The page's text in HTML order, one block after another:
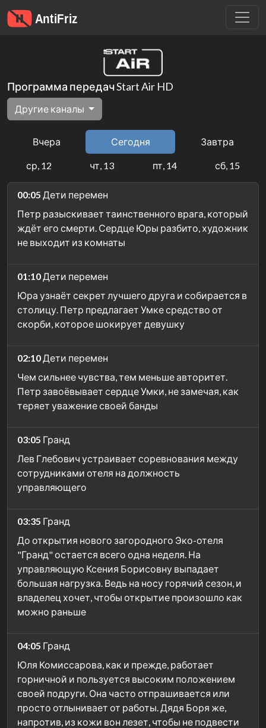
Программа передач Start Air HD
Другие каналы
Вчера Сегодня Завтра
ср, 12 чт, 13 пт, 14 сб, 15
00:05 Дети перемен
Петр разыскивает таинственного врага, который
ждёт его смерти. Сердце Юры разбито, художник
не выходит из комнаты
01:10Дети перемен
Юра узнаёт секрет лучшего друга и собирается в
столицу. Петр предлагает Умке средство от
скорби, которое шокирует девушку
02:10Дети перемен
Чем сильнее чувства, тем меньше авторитет.
Петр завоёвывает сердце Умки, не замечая, как
теряет уважение своей банды
03:05 Гранд
Лев Глебович устраивает соревнования между
сотрудниками отеля на должность
управляющего
03:35 Гранд
До открытия нового загородного Эко-отеля
"Гранд" остается всего одна неделя. На
управляющую Ксения Борисовну выпадает
большая нагрузка. Ведь на носу горячий сезон, и
владелец хочет, чтобы открытие произошло как
можно раньше
04:05 Гранд
Юля Комиссарова, как и прежде, работает
горничной и пользуется высоким положением
своей подруги. Она часто отпрашивается или
просто отлынивает от работы. Дядя Боря же,
напротив, из кожи вон лезет, чтобы не подвести